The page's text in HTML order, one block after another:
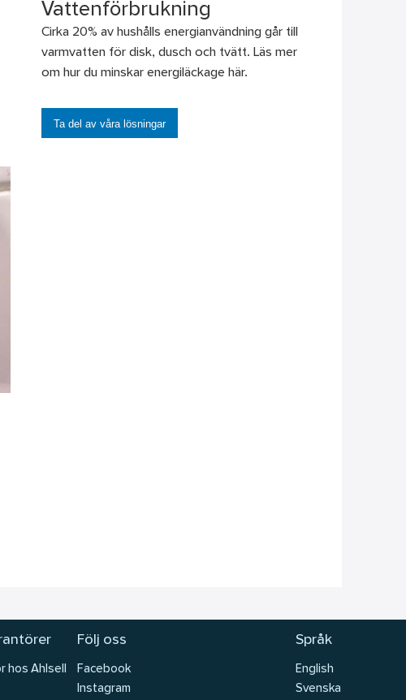
Vattenförbrukning
Cirka 20% av hushålls energianvändning går till
varmvatten för disk, dusch och tvätt. Läs mer
om hur du minskar energiläckage här.
Ta del av våra lösningar
hos Ahlsell
Följ oss
Facebook
Instagram
Språk
English
Svenska